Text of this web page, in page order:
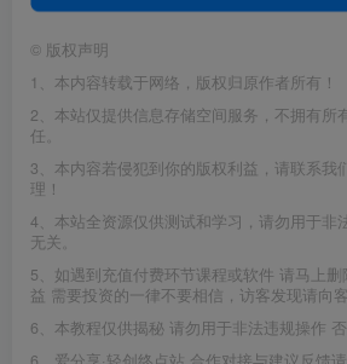
© 版权声明
1、本内容转载于网络，版权归原作者所有！
2、本站仅提供信息存储空间服务，不拥有所
任。
3、本内容若侵犯到你的版权利益，请联系我
理！
4、本站全资源仅供测试和学习，请勿用于非
无关。
5、如遇到充值付费环节课程或软件 请马上
益 需要投资的一律不要相信，访客发现请向客
6、本教程仅供揭秘 请勿用于非法违规操作